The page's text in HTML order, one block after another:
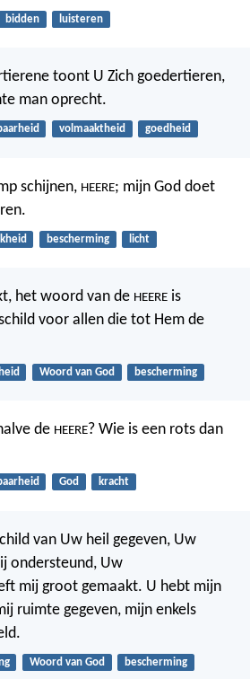
bidden luisteren
toont U Zich goedertieren,
man oprecht.
volmaaktheid goedheid
schijnen, HEERE; mijn God doet
bescherming licht
het woord van de HEERE is
voor allen die tot Hem de
Woord van God bescherming
de HEERE? Wie is een rots dan
God kracht
van Uw heil gegeven, Uw
ondersteund, Uw
mij groot gemaakt. U hebt mijn
ruimte gegeven, mijn enkels
Woord van God bescherming